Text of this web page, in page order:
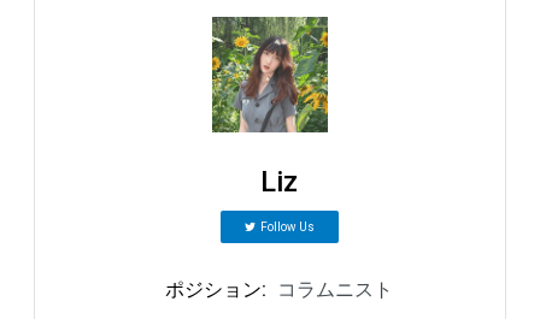
Liz
Follow Us
ポジション:
コラムニスト